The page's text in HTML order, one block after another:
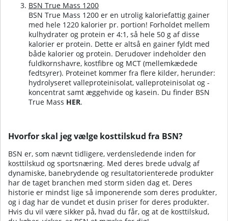
BSN True Mass 1200
BSN True Mass 1200 er en utrolig kaloriefattig gainer
med hele 1220 kalorier pr. portion! Forholdet mellem
kulhydrater og protein er 4:1, så hele 50 g af disse
kalorier er protein. Dette er altså en gainer fyldt med
både kalorier og protein. Derudover indeholder den
fuldkornshavre, kostfibre og MCT (mellemkædede
fedtsyrer). Proteinet kommer fra flere kilder, herunder:
hydrolyseret valleproteinisolat, valleproteinisolat og -
koncentrat samt æggehvide og kasein. Du finder BSN
True Mass HER.
Hvorfor skal jeg vælge kosttilskud fra BSN?
BSN er, som nævnt tidligere, verdensledende inden for
kosttilskud og sportsnæring. Med deres brede udvalg af
dynamiske, banebrydende og resultatorienterede produkter
har de taget branchen med storm siden dag et. Deres
historie er mindst lige så imponerende som deres produkter,
og i dag har de vundet et dusin priser for deres produkter.
Hvis du vil være sikker på, hvad du får, og at de kosttilskud,